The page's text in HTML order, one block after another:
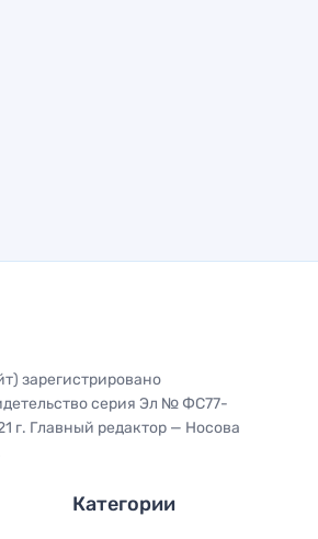
зарегистрировано
серия Эл № ФС77-
г. Главный редактор — Носова
Категории